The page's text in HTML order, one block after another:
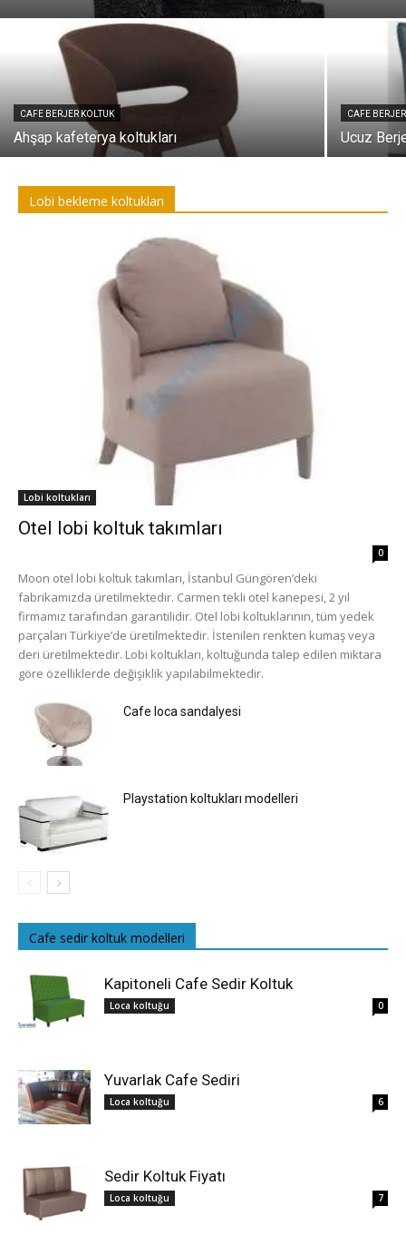
CAFE BERJER KOLTUK
Ahşap kafeterya koltukları
CAFE
Ucuz
Lobi bekleme koltukları
Lobi koltukları
Otel lobi koltuk takımları
0
Moon otel lobi koltuk takımları, İstanbul Güngören’deki
fabrikamızda üretilmektedir. Carmen tekli otel kanepesi, 2 yıl
firmamız tarafından garantilidir. Otel lobi koltuklarının, tüm yedek
parçaları Türkiye’de üretilmektedir. İstenilen renkten kumaş veya
deri üretilmektedir. Lobi koltukları, koltuğunda talep edilen miktara
göre özelliklerde değişiklik yapılabilmektedir.
Cafe loca sandalyesi
Playstation koltukları modelleri
Cafe sedir koltuk modelleri
Kapitoneli Cafe Sedir Koltuk
Loca koltuğu 0
Yuvarlak Cafe Sediri
Loca koltuğu 6
Sedir Koltuk Fiyatı
Loca koltuğu 7